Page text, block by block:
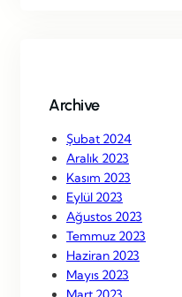
Archive
Şubat 2024
Aralık 2023
Kasım 2023
Eylül 2023
Ağustos 2023
Temmuz 2023
Haziran 2023
Mayıs 2023